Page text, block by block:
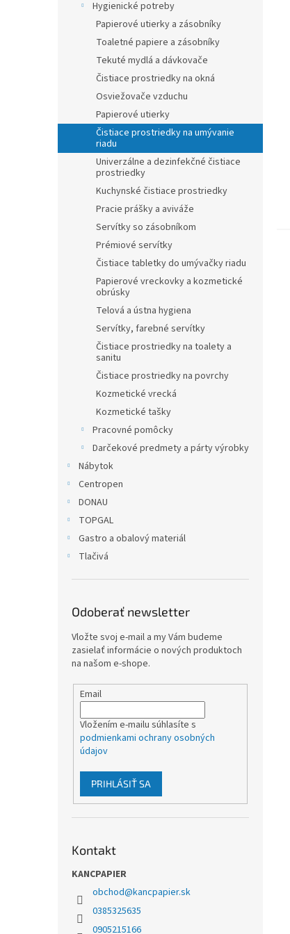
Hygienické potreby
Papierové utierky a zásobníky
Toaletné papiere a zásobníky
Tekuté mydlá a dávkovače
Čistiace prostriedky na okná
Osviežovače vzduchu
Papierové utierky
Čistiace prostriedky na umývanie
riadu
Univerzálne a dezinfekčné čistiace
prostriedky
Kuchynské čistiace prostriedky
Pracie prášky a aviváže
Servítky so zásobníkom
Prémiové servítky
Čistiace tabletky do umývačky riadu
Papierové vreckovky a kozmetické
obrúsky
Telová a ústna hygiena
Servítky, farebné servítky
Čistiace prostriedky na toalety a
sanitu
Čistiace prostriedky na povrchy
Kozmetické vrecká
Kozmetické tašky
Pracovné pomôcky
Darčekové predmety a párty výrobky
Nábytok
Centropen
DONAU
TOPGAL
Gastro a obalový materiál
Tlačivá
Odoberať newsletter
Vložte svoj e-mail a my Vám budeme
zasielať informácie o nových produktoch
na našom e-shope.
Email
Vložením e-mailu súhlasíte s
podmienkami ochrany osobných
údajov
PRIHLÁSIŤ SA
Kontakt
KANCPAPIER
obchod@kancpapier.sk
0385325635
0905215166